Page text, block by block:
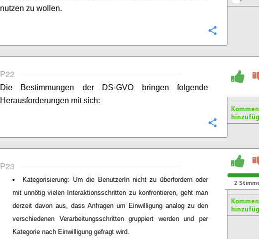
nutzen zu wollen.
P22
Die Bestimmungen der DS-GVO bringen folgende
Herausforderungen mit sich:
P23
Kategorisierung: Um die BenutzerIn nicht zu überfordern oder
mit unnötig vielen Interaktionsschritten zu konfrontieren, geht man
derzeit davon aus, dass Anfragen um Einwilligung analog zu den
verschiedenen Verarbeitungsschritten gruppiert werden und per
Kategorie nach Einwilligung gefragt wird.
2